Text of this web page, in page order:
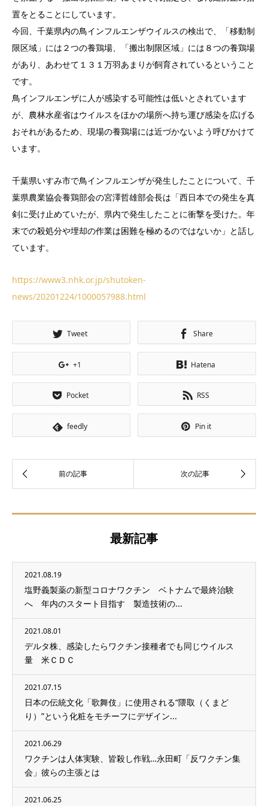
置をとることにしています。
今回、千葉県内の鳥インフルエンザウイルスの検出で、「移動制
限区域」には２つの養鶏場、「搬出制限区域」には８つの養鶏場
があり、あわせて１３１万羽あまりが飼育されているということ
です。
鳥インフルエンザに人が感染する可能性は低いとされています
が、農林水産省はウイルスをほかの場所へ持ち運び感染を広げる
おそれがあるため、現場の養鶏場には近づかないよう呼びかけて
います。
千葉県いすみ市で鳥インフルエンザが発生したことについて、千
葉県農業協会養鶏部会の宮澤哲雄部会長は「西日本での発生を真
剣に受け止めていたが、県内で発生したことに衝撃を受けた。年
末での殺処分や埋却の作業は困難を極めるのではないか」と話し
ています。
https://www3.nhk.or.jp/shutoken-
news/20201224/1000057988.html
Tweet Share
+1 Hatena
Pocket RSS
feedly Pin it
最新記事
2021.08.19
塩野義製薬の新型コロナワクチン ベトナムで最終治験
へ 年内のスタート目指す 製造技術の...
2021.08.01
デルタ株、感染したらワクチン接種者でも同じウイルス
量 米ＣＤＣ
2021.07.15
日本の伝統文化「歌舞伎」に使用される“隈取（くまど
り）”という化粧をモチーフにデザイン...
2021.06.29
ワクチンは人体実験、皆殺し作戦…永田町「反ワクチン集
会」彼らの主張とは
2021.06.25